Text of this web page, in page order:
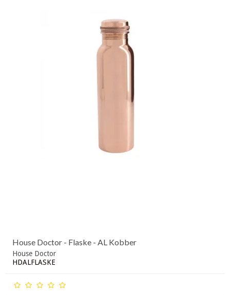
House Doctor - Flaske - AL Kobber
House Doctor
HDALFLASKE